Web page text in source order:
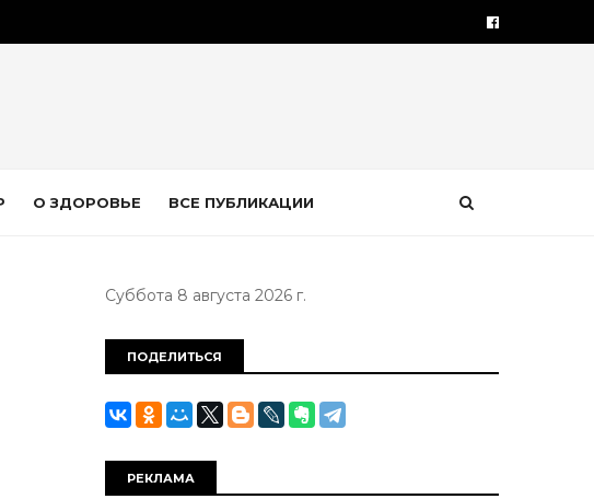
О ЗДОРОВЬЕ ВСЕ ПУБЛИКАЦИИ
Суббота 8 августа 2026 г.
ПОДЕЛИТЬСЯ
РЕКЛАМА